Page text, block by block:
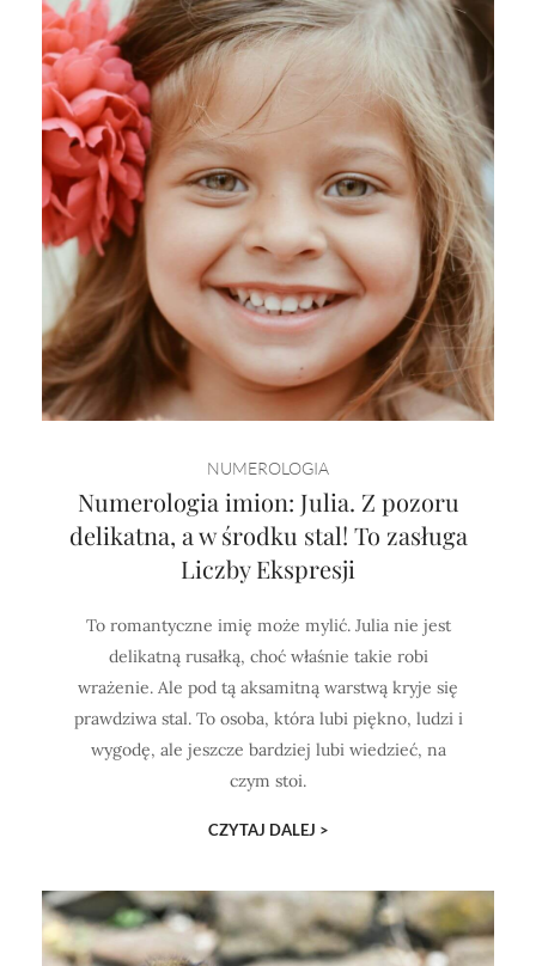
NUMEROLOGIA
Numerologia imion: Julia. Z pozoru
delikatna, a w środku stal! To zasługa
Liczby Ekspresji
To romantyczne imię może mylić. Julia nie jest
delikatną rusałką, choć właśnie takie robi
wrażenie. Ale pod tą aksamitną warstwą kryje się
prawdziwa stal. To osoba, która lubi piękno, ludzi i
wygodę, ale jeszcze bardziej lubi wiedzieć, na
czym stoi.
CZYTAJ DALEJ >